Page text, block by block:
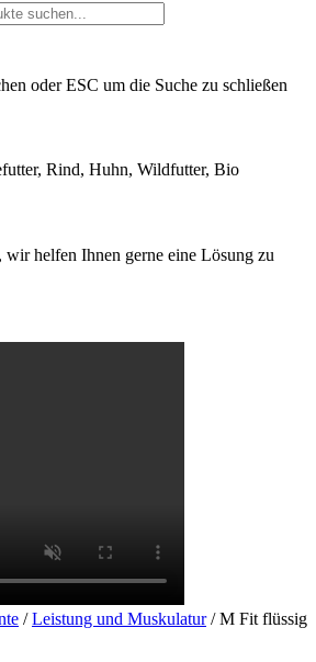
oder ESC um die Suche zu schließen
Rind, Huhn, Wildfutter, Bio
wir helfen Ihnen gerne eine Lösung zu
/Leistung und Muskulatur/ M Fit flüssig